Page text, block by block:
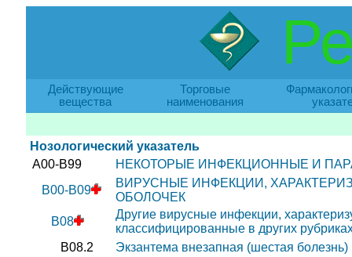
Действующие
вещества
Торговые
наименования
Нозологический указатель
A00-B99
НЕКОТОРЫЕ ИНФЕКЦИОННЫЕ И
B00-B09
ВИРУСНЫЕ ИНФЕКЦИИ,
ОБОЛОЧЕК
B08
Другие вирусные инфекции,
классифицированные в других
B08.2
Экзантема внезапная (шестая болезнь)